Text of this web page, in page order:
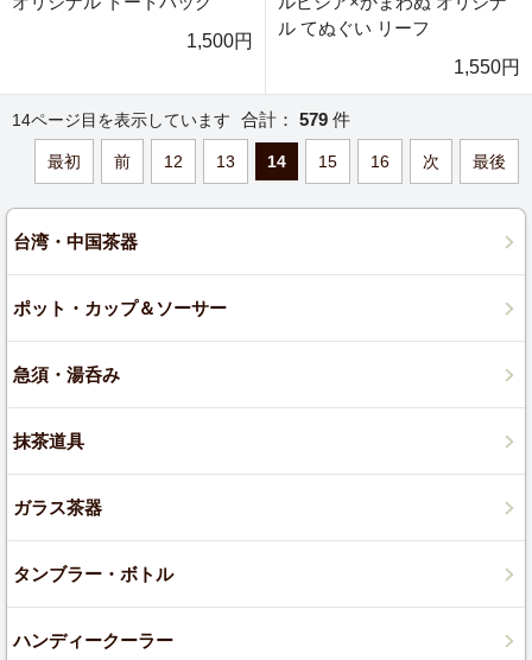
1,500円
ル てぬぐい リーフ
1,550円
14ページ目を表示しています 合計： 579 件
最初 前 12 13 14 15 16 次 最後
台湾・中国茶器
ポット・カップ＆ソーサー
急須・湯呑み
抹茶道具
ガラス茶器
タンブラー・ボトル
ハンディークーラー